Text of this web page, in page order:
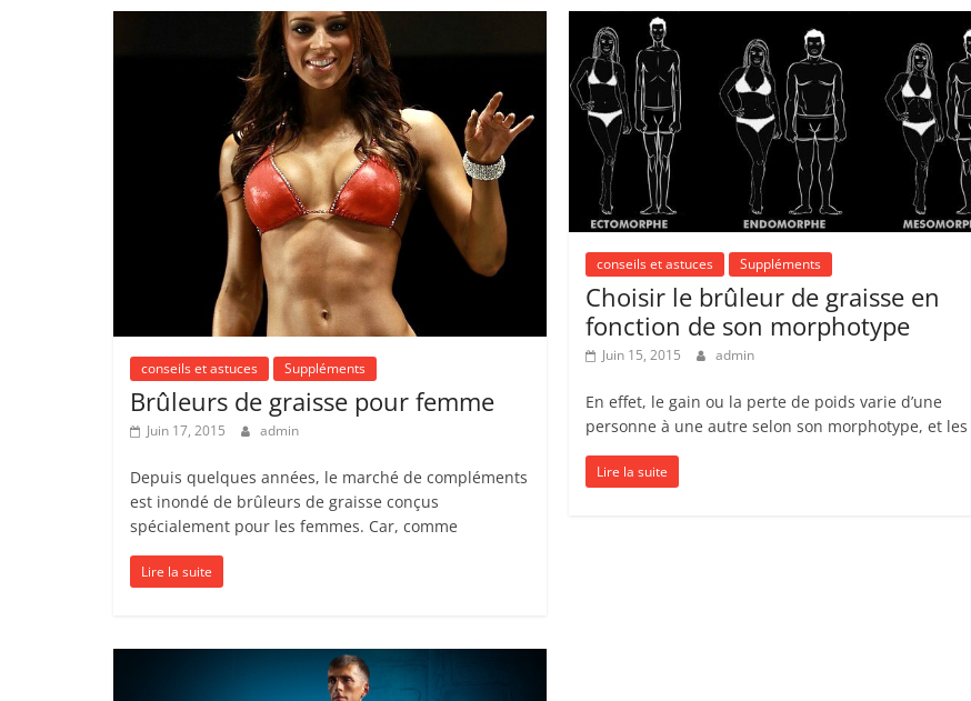
conseils et astuces Suppléments
Brûleurs de graisse pour femme
Juin 17, 2015 admin
Depuis quelques années, le marché de compléments
est inondé de brûleurs de graisse conçus
spécialement pour les femmes. Car, comme
Lire la suite
conseils et astuces Suppléments
Choisir le brûleur de graisse en
fonction de son morphotype
Juin 15, 2015 admin
En effet, le gain ou la perte de poids varie d’une
personne à une autre selon son morphotype, et les
Lire la suite